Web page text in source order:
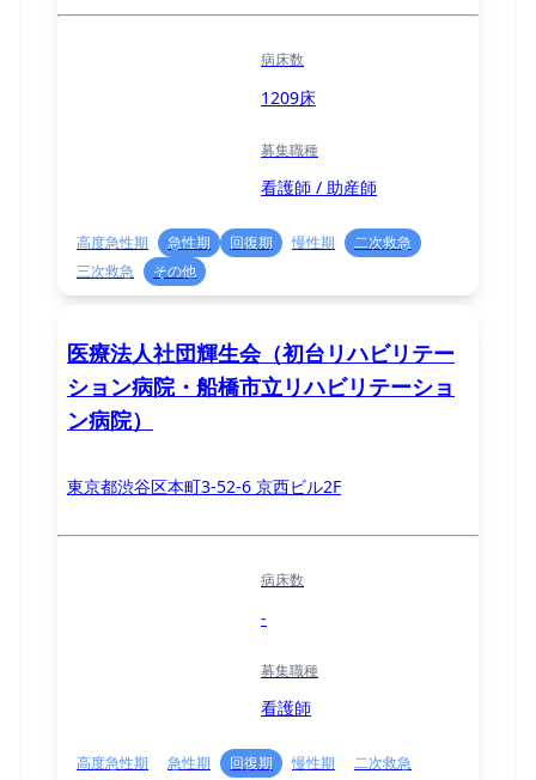
病床数
1209床
募集職種
看護師 / 助産師
高度急性期 急性期 回復期 慢性期
二次救急
三次救急
その他
医療法人社団輝生会（初台リハビリテー
ション病院・船橋市立リハビリテーショ
ン病院）
東京都渋谷区本町3-52-6 京西ビル2F
病床数
-
募集職種
看護師
高度急性期 急性期 回復期 慢性期
二次救急